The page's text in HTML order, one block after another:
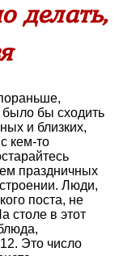
делать,
было бы сходить
и близких,
кем-то
праздничных
Люди,
поста, не
столе в этот
Это число